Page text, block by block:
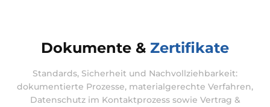
Dokumente & Zertifikate
Standards, Sicherheit und Nachvollziehbarkeit:
dokumentierte Prozesse, materialgerechte Verfahren,
Datenschutz im Kontaktprozess sowie Vertrag &